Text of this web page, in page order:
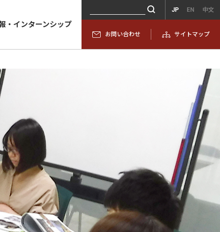
・インターンシップ
JP EN 中文
お問い合わせ サイトマップ